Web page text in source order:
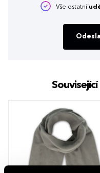
Vše ostatní
Související